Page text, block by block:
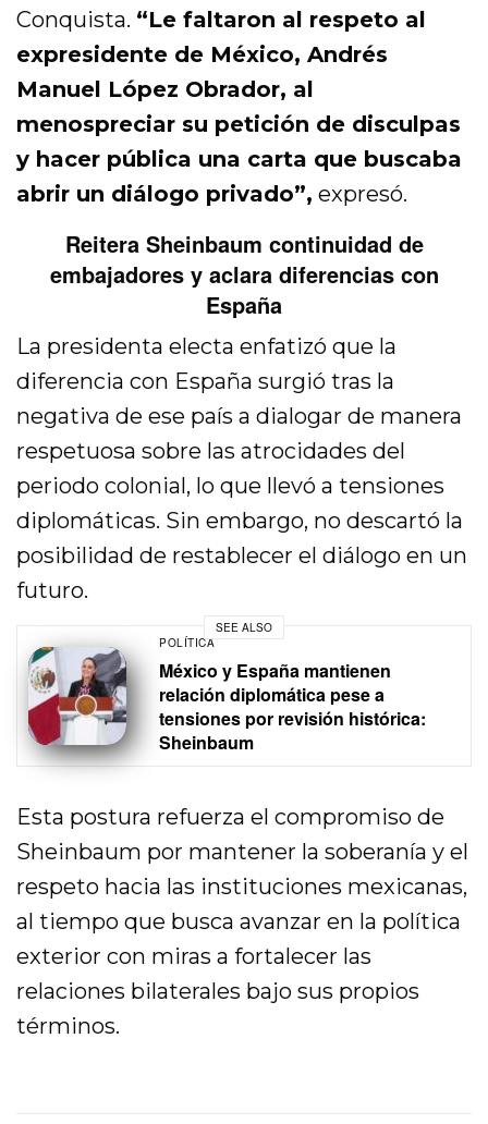
Conquista. “Le faltaron al respeto al
expresidente de México, Andrés
Manuel López Obrador, al
menospreciar su petición de disculpas
y hacer pública una carta que buscaba
abrir un diálogo privado”, expresó.
Reitera Sheinbaum continuidad de
embajadores y aclara diferencias con
España
La presidenta electa enfatizó que la
diferencia con España surgió tras la
negativa de ese país a dialogar de manera
respetuosa sobre las atrocidades del
periodo colonial, lo que llevó a tensiones
diplomáticas. Sin embargo, no descartó la
posibilidad de restablecer el diálogo en un
futuro.
SEE ALSO
POLÍTICA
México y España mantienen
relación diplomática pese a
tensiones por revisión histórica:
Sheinbaum
Esta postura refuerza el compromiso de
Sheinbaum por mantener la soberanía y el
respeto hacia las instituciones mexicanas,
al tiempo que busca avanzar en la política
exterior con miras a fortalecer las
relaciones bilaterales bajo sus propios
términos.